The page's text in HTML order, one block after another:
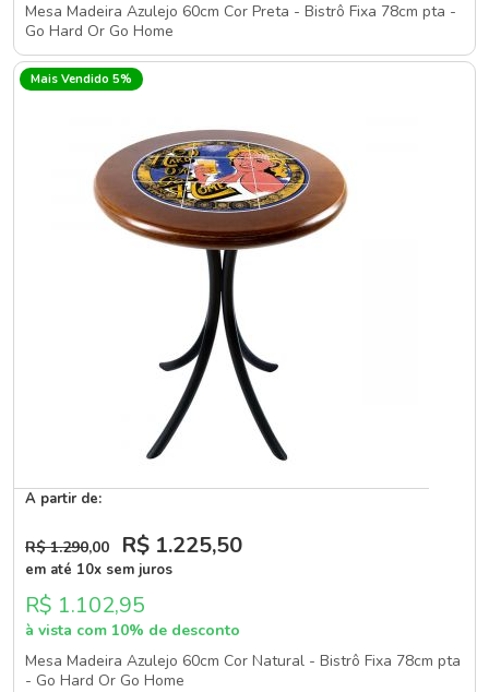
Mesa Madeira Azulejo 60cm Cor Preta - Bistrô Fixa 78cm pta -
Go Hard Or Go Home
Mais Vendido 5%
A partir de:
R$ 1.290,00 R$ 1.225,50
em até 10x sem juros
R$ 1.102,95
à vista com 10% de desconto
Mesa Madeira Azulejo 60cm Cor Natural - Bistrô Fixa 78cm pta
- Go Hard Or Go Home